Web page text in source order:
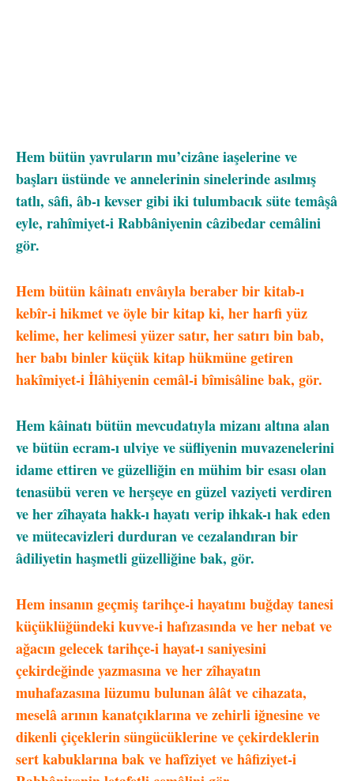
Hem bütün yavruların mu’cizâne iaşelerine ve
başları üstünde ve annelerinin sinelerinde asılmış
tatlı, sâfi, âb-ı kevser gibi iki tulumbacık süte temâşâ
eyle, rahîmiyet-i Rabbâniyenin câzibedar cemâlini
gör.
Hem bütün kâinatı envâıyla beraber bir kitab-ı
kebîr-i hikmet ve öyle bir kitap ki, her harfi yüz
kelime, her kelimesi yüzer satır, her satırı bin bab,
her babı binler küçük kitap hükmüne getiren
hakîmiyet-i İlâhiyenin cemâl-i bîmisâline bak, gör.
Hem kâinatı bütün mevcudatıyla mizanı altına alan
ve bütün ecram-ı ulviye ve süfliyenin muvazenelerini
idame ettiren ve güzelliğin en mühim bir esası olan
tenasübü veren ve herşeye en güzel vaziyeti verdiren
ve her zîhayata hakk-ı hayatı verip ihkak-ı hak eden
ve mütecavizleri durduran ve cezalandıran bir
âdiliyetin haşmetli güzelliğine bak, gör.
Hem insanın geçmiş tarihçe-i hayatını buğday tanesi
küçüklüğündeki kuvve-i hafızasında ve her nebat ve
ağacın gelecek tarihçe-i hayat-ı saniyesini
çekirdeğinde yazmasına ve her zîhayatın
muhafazasına lüzumu bulunan âlât ve cihazata,
meselâ arının kanatçıklarına ve zehirli iğnesine ve
dikenli çiçeklerin süngücüklerine ve çekirdeklerin
sert kabuklarına bak ve hafîziyet ve hâfiziyet-i